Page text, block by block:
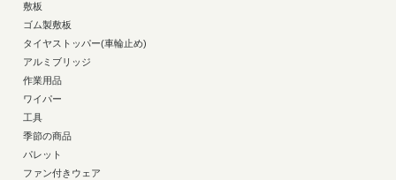
敷板
ゴム製敷板
タイヤストッパー(車輪止め)
アルミブリッジ
作業用品
ワイパー
工具
季節の商品
パレット
ファン付きウェア